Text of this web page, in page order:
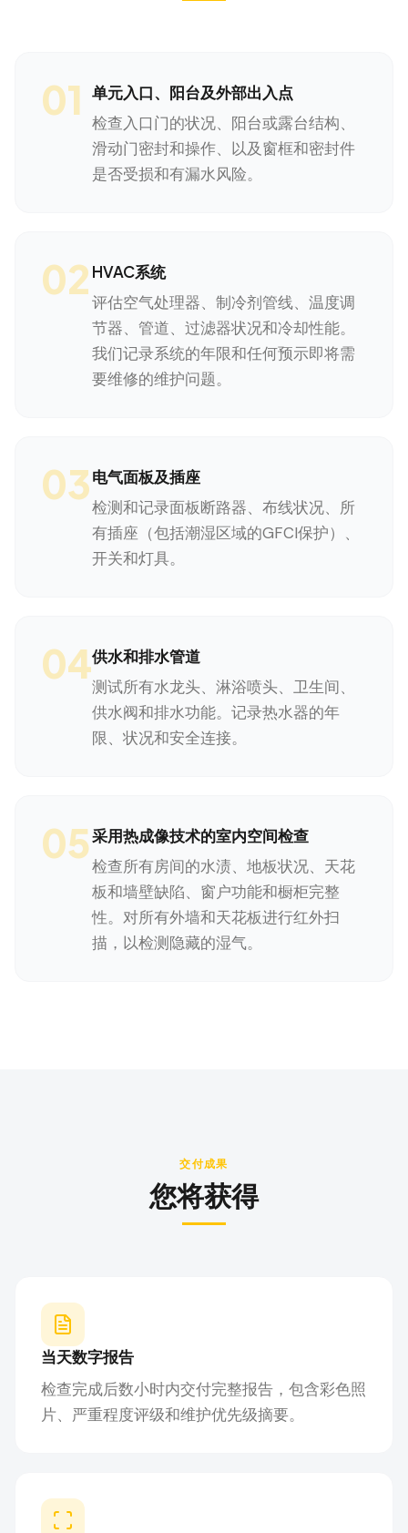
01 单元入口、阳台及外部出入点
检查入口门的状况、阳台或露台结构、
滑动门密封和操作、以及窗框和密封件
是否受损和有漏水风险。
02 HVAC系统
评估空气处理器、制冷剂管线、温度调
节器、管道、过滤器状况和冷却性能。
我们记录系统的年限和任何预示即将需
要维修的维护问题。
03电气面板及插座
检测和记录面板断路器、布线状况、所
有插座（包括潮湿区域的GFCI保护）、
开关和灯具。
04供水和排水管道
测试所有水龙头、淋浴喷头、卫生间、
供水阀和排水功能。记录热水器的年
限、状况和安全连接。
05采用热成像技术的室内空间检查
检查所有房间的水渍、地板状况、天花
板和墙壁缺陷、窗户功能和橱柜完整
性。对所有外墙和天花板进行红外扫
描，以检测隐藏的湿气。
交付成果
您将获得
当天数字报告
检查完成后数小时内交付完整报告，包含彩色照
片、严重程度评级和维护优先级摘要。